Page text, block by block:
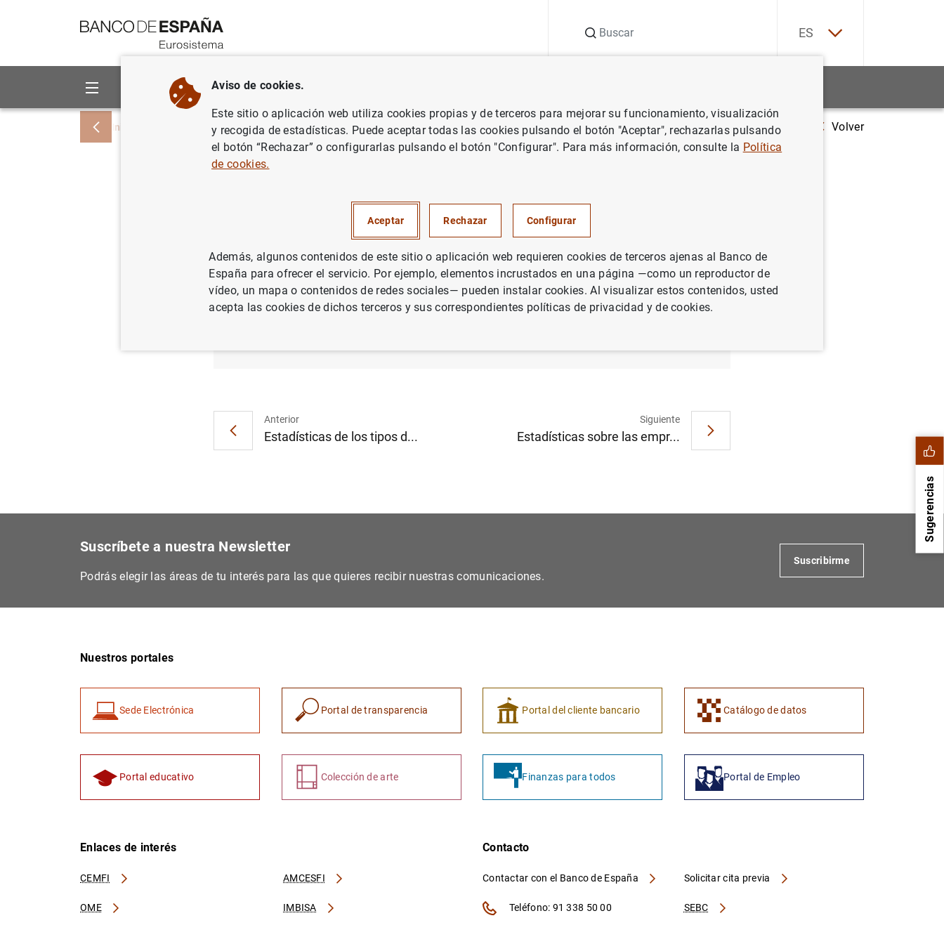
ES
Sobre el Banco Áreas de actuación
Inicio Noticias y eventos Noticias del Banco Central Europeo Notas de prensa del Banco Central Europeo El BCE inicia una consulta sobre la gobernanza y la gestión del
Volver
la gestión del riesgo de contraparte
02/06/2023
Anterior
Estadísticas de los tipos d...
Siguiente
Estadísticas sobre las empr...
Sugerencias
Suscríbete a nuestra Newsletter
Podrás elegir las áreas de tu interés para las que quieres recibir nuestras comunicaciones.
Suscribirme
Nuestros portales
Sede Electrónica Portal de transparencia Portal del cliente bancario Catálogo de datos
Portal educativo Colección de arte Finanzas para todos Portal de Empleo
Enlaces de interés
CEMFI AMCESFI
OME IMBISA
Contacto
Contactar con el Banco de España
SEBC
Solicitar cita previa
Teléfono: 91 338 50 00
Aviso de cookies.
Este sitio o aplicación web utiliza cookies propias y de terceros para mejorar su funcionamiento, visualización
y recogida de estadísticas. Puede aceptar todas las cookies pulsando el botón "Aceptar", rechazarlas pulsando
el botón “Rechazar” o configurarlas pulsando el botón "Configurar". Para más información, consulte la Política
de cookies.
Aceptar Rechazar Configurar
Además, algunos contenidos de este sitio o aplicación web requieren cookies de terceros ajenas al Banco de
España para ofrecer el servicio. Por ejemplo, elementos incrustados en una página —como un reproductor de
vídeo, un mapa o contenidos de redes sociales— pueden instalar cookies. Al visualizar estos contenidos, usted
acepta las cookies de dichos terceros y sus correspondientes políticas de privacidad y de cookies.